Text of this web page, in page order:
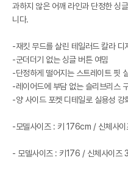
과하지 않은 어깨 라인과 단정한 싱
니다.
-재킷 무드를 살린 테일러드 칼라 디
-군더더기 없는 싱글 버튼 여밈
-단정하게 떨어지는 스트레이트 핏
-레이어드에 부담 없는 슬리브리스
-양 사이드 포켓 디테일로 실용성 강
-모델사이즈 : 키 176cm / 신체사
- 모델사이즈 : 키176 / 신체사이